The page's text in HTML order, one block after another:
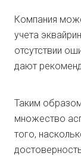
Компания
учета
отсутствии
дают
Таким
множество
того,